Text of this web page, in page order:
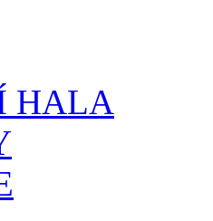
HALA